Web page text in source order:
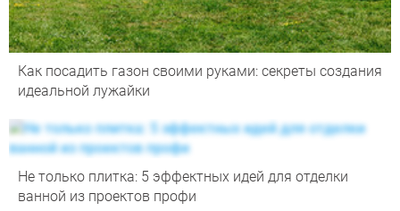
Как посадить газон своими руками: секреты создания
идеальной лужайки
Не только плитка: 5 эффектных идей для отделки
ванной из проектов профи